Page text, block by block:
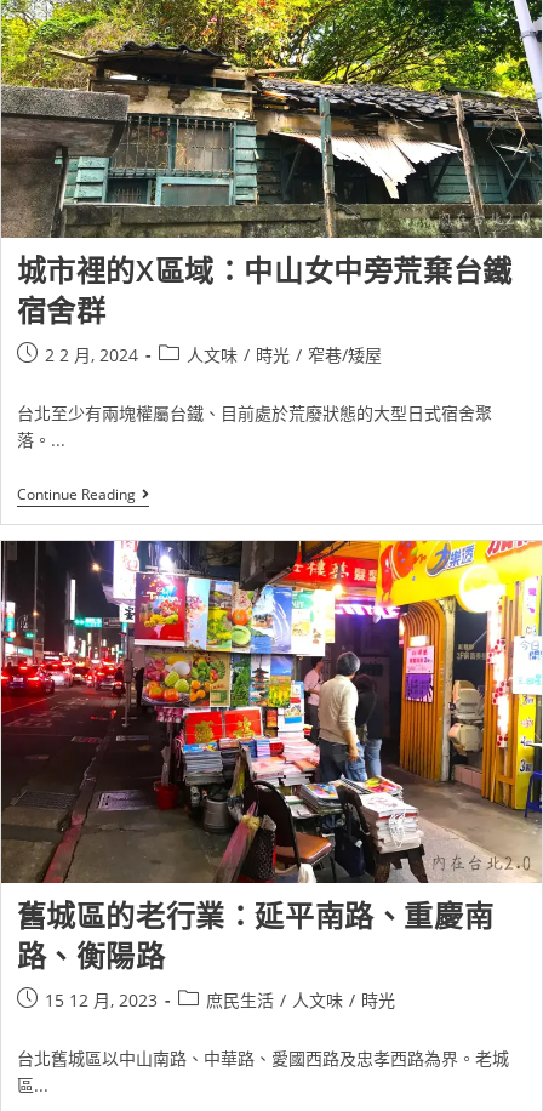
城市裡的X區域：中山女中旁荒棄台鐵
宿舍群
2 2 月, 2024 人文味 / 時光 / 窄巷/矮屋
台北至少有兩塊權屬台鐵、目前處於荒廢狀態的大型日式宿舍聚
落。...
Continue Reading
舊城區的老行業：延平南路、重慶南
路、衡陽路
15 12 月, 2023 庶民生活 / 人文味 / 時光
台北舊城區以中山南路、中華路、愛國西路及忠孝西路為界。老城
區...